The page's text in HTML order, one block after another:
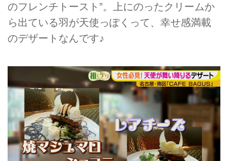
のフレンチトースト”。上にのったクリームか
ら出ている羽が天使っぽくって、幸せ感満載
のデザートなんです♪